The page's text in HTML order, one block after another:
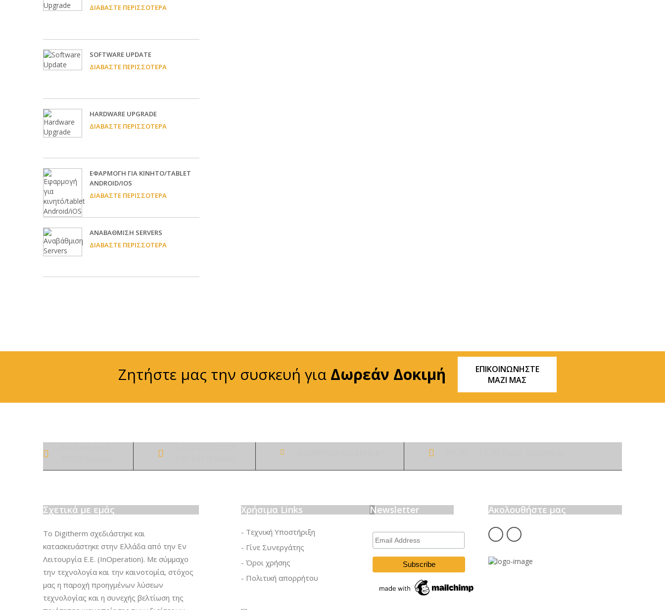
ΔΙΑΒΆΣΤΕ ΠΕΡΙΣΣΌΤΕΡΑ
SOFTWARE UPDATE
ΔΙΑΒΆΣΤΕ ΠΕΡΙΣΣΌΤΕΡΑ
HARDWARE UPGRADE
ΔΙΑΒΆΣΤΕ ΠΕΡΙΣΣΌΤΕΡΑ
EΦΑΡΜΟΓΉ ΓΙΑ ΚΙΝΗΤΌ/TABLET
ANDROID/IOS
ΔΙΑΒΆΣΤΕ ΠΕΡΙΣΣΌΤΕΡΑ
ΑΝΑΒΆΘΜΙΣΗ SERVERS
ΔΙΑΒΆΣΤΕ ΠΕΡΙΣΣΌΤΕΡΑ
Ζητήστε μας την συσκευή για Δωρεάν Δοκιμή
ΕΠΙΚΟΙΝΩΝΗΣΤΕ
ΜΑΖΙ ΜΑΣ
Σχετικά με εμάς
Το Digitherm σχεδιάστηκε και
κατασκευάστηκε στην Ελλάδα από την Εν
Λειτουργία Ε.Ε. (InOperation). Με σύμμαχο
την τεχνολογία και την καινοτομία, στόχος
μας η παροχή προηγμένων λύσεων
τεχνολογίας και η συνεχής βελτίωση της
Χρήσιμα Links
- Τεχνική Υποστήριξη
- Γίνε Συνεργάτης
- Όροι χρήσης
- Πολιτική απορρήτου
Newsletter
Email
Address
Ακολουθήστε μας
fb insta